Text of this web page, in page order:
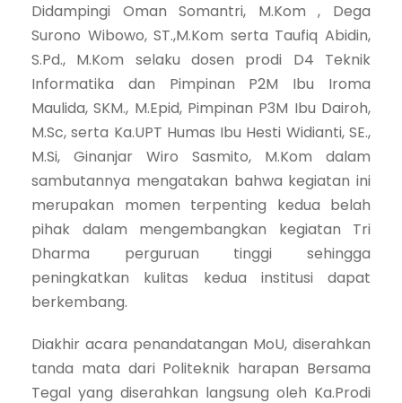
Didampingi Oman Somantri, M.Kom , Dega
Surono Wibowo, ST.,M.Kom serta Taufiq Abidin,
S.Pd., M.Kom selaku dosen prodi D4 Teknik
Informatika dan Pimpinan P2M Ibu Iroma
Maulida, SKM., M.Epid, Pimpinan P3M Ibu Dairoh,
M.Sc, serta Ka.UPT Humas Ibu Hesti Widianti, SE.,
M.Si, Ginanjar Wiro Sasmito, M.Kom dalam
sambutannya mengatakan bahwa kegiatan ini
merupakan momen terpenting kedua belah
pihak dalam mengembangkan kegiatan Tri
Dharma perguruan tinggi sehingga
peningkatkan kulitas kedua institusi dapat
berkembang.
Diakhir acara penandatangan MoU, diserahkan
tanda mata dari Politeknik harapan Bersama
Tegal yang diserahkan langsung oleh Ka.Prodi